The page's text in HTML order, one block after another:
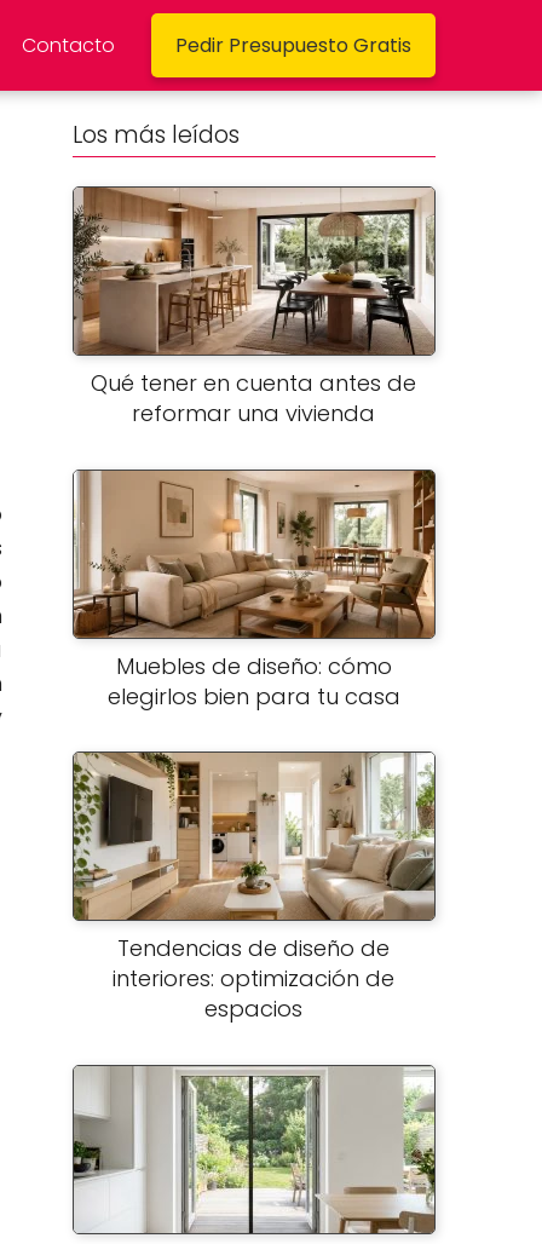
Contacto Pedir Presupuesto Gratis
Los más leídos
Qué tener en cuenta antes de
reformar una vivienda
Muebles de diseño: cómo
elegirlos bien para tu casa
Tendencias de diseño de
interiores: optimización de
espacios